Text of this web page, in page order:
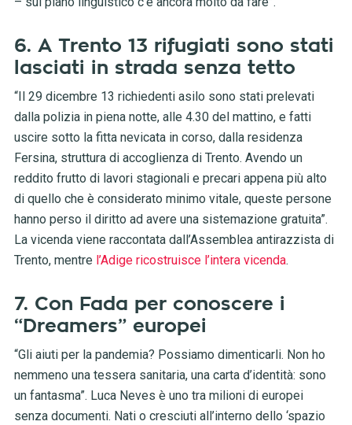
6. A Trento 13 rifugiati sono stati
lasciati in strada senza tetto
“Il 29 dicembre 13 richiedenti asilo sono stati prelevati
dalla polizia in piena notte, alle 4.30 del mattino, e fatti
uscire sotto la fitta nevicata in corso, dalla residenza
Fersina, struttura di accoglienza di Trento. Avendo un
reddito frutto di lavori stagionali e precari appena più alto
di quello che è considerato minimo vitale, queste persone
hanno perso il diritto ad avere una sistemazione gratuita”.
La vicenda viene raccontata dall’Assemblea antirazzista di
Trento, mentre l’Adige ricostruisce l’intera vicenda.
7. Con Fada per conoscere i
“Dreamers” europei
“Gli aiuti per la pandemia? Possiamo dimenticarli. Non ho
nemmeno una tessera sanitaria, una carta d’identità: sono
un fantasma”. Luca Neves è uno tra milioni di europei
senza documenti. Nati o cresciuti all’interno dello ‘spazio